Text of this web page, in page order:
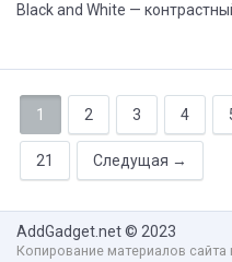
Black and White —
1 2 3 4
21 Следущая →
AddGadget.net© 2023
Копирование материалов сайта